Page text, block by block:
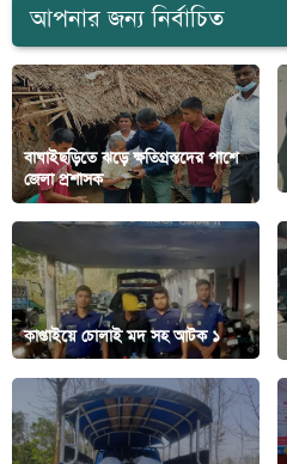
আপনার জন্য নির্বাচিত
বাঘাইছড়িতে ঝড়ে ক্ষতিগ্রস্তদের পাশে
জেলা প্রশাসক
কাপ্তাইয়ে চোলাই মদ সহ আটক ১